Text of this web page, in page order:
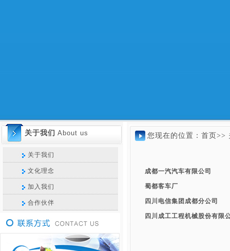
关于我们 About us
关于我们
文化理念
加入我们
合作伙伴
您现在的位置： 首页>>
成都一汽汽车有限公司
蜀都客车厂
四川电信集团成都分公司
四川成工工程机械股份有限